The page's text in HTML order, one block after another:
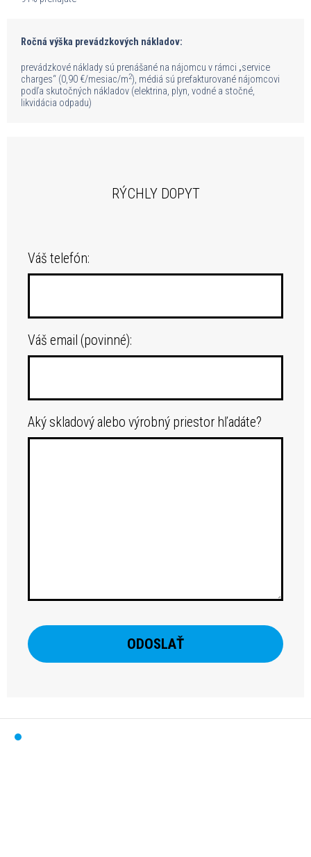
Ročná výška prevádzkových nákladov:
prevádzkové náklady sú prenášané na nájomcu v rámci „service
charges“ (0,90 €/mesiac/m2), médiá sú prefakturované nájomcovi
podľa skutočných nákladov (elektrina, plyn, vodné a stočné,
likvidácia odpadu)
RÝCHLY DOPYT
Váš telefón:
Váš email (povinné):
Aký skladový alebo výrobný priestor hľadáte?